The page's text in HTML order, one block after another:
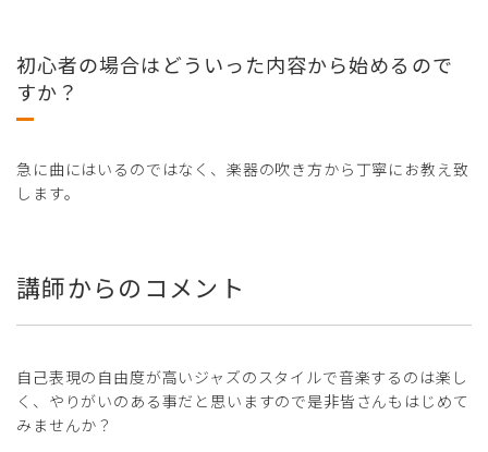
初心者の場合はどういった内容から始めるので
すか？
急に曲にはいるのではなく、楽器の吹き方から丁寧にお教え致
します。
講師からのコメント
自己表現の自由度が高いジャズのスタイルで音楽するのは楽し
く、やりがいのある事だと思いますので是非皆さんもはじめて
みませんか？